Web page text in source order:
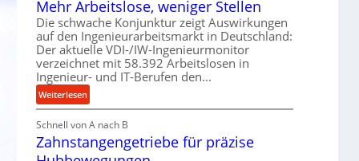
d
r
a
u
l
i
k
i
m
V
e
a
n
g
l
e
b
i
g
K
o
n
e
s
s
t
e
i
g
e
r
Mehr Arbeitslose, weniger Stellen
Die schwache Konjunktur zeigt Auswirkungen
auf den Ingenieurarbeitsmarkt in Deutschland:
Der aktuelle VDI-/IW-Ingenieurmonitor
verzeichnet mit 58.392 Arbeitslosen in
Ingenieur- und IT-Berufen den…
Weiterlesen:
M
e
h
Schnell von A nach B
Zahnstangengetriebe für präzise